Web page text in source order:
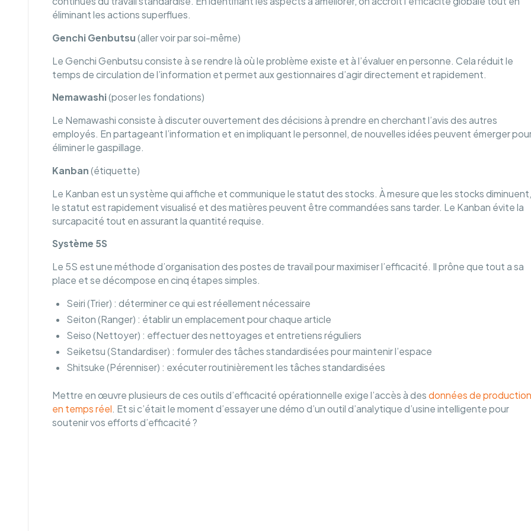
éliminant les actions superflues.
Genchi Genbutsu (aller voir par soi-même)
Le Genchi Genbutsu consiste à se rendre là où le problème existe et à l’évaluer en personne. Cela réduit le
temps de circulation de l’information et permet aux gestionnaires d’agir directement et rapidement.
Nemawashi (poser les fondations)
Le Nemawashi consiste à discuter ouvertement des décisions à prendre en cherchant l’avis des autres
employés. En partageant l’information et en impliquant le personnel, de nouvelles idées peuvent émerger
éliminer le gaspillage.
Kanban (étiquette)
Le Kanban est un système qui affiche et communique le statut des stocks. À mesure que les stocks diminuent,
le statut est rapidement visualisé et des matières peuvent être commandées sans tarder. Le Kanban évite la
surcapacité tout en assurant la quantité requise.
Système 5S
Le 5S est une méthode d’organisation des postes de travail pour maximiser l’efficacité. Il prône que tout a sa
place et se décompose en cinq étapes simples.
Seiri (Trier) : déterminer ce qui est réellement nécessaire
Seiton (Ranger) : établir un emplacement pour chaque article
Seiso (Nettoyer) : effectuer des nettoyages et entretiens réguliers
Seiketsu (Standardiser) : formuler des tâches standardisées pour maintenir l’espace
Shitsuke (Pérenniser) : exécuter routinièrement les tâches standardisées
Mettre en œuvre plusieurs de ces outils d’efficacité opérationnelle exige l’accès à des données de production
en temps réel. Et si c’était le moment d’essayer une démo d’un outil d’analytique d’usine intelligente pour
soutenir vos efforts d’efficacité ?